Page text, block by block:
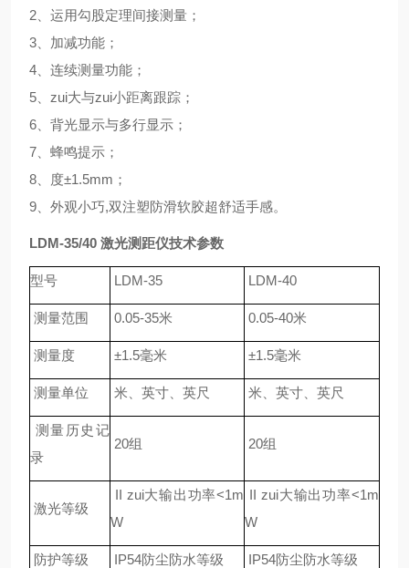
2、运用勾股定理间接测量；
3、加减功能；
4、连续测量功能；
5、zui大与zui小距离跟踪；
6、背光显示与多行显示；
7、蜂鸣提示；
8、度±1.5mm；
9、外观小巧,双注塑防滑软胶超舒适手感。
LDM-35/40 激光测距仪技术参数
型号 LDM-35 LDM-40
测量范围 0.05-35米 0.05-40米
测量度 ±1.5毫米 ±1.5毫米
测量单位 米、英寸、英尺 米、英寸、英尺
测量历史记
录
20组 20组
激光等级
II zui大输出功率<1m
W
II zui大输出功率<1m
W
防护等级 IP54防尘防水等级 IP54防尘防水等级